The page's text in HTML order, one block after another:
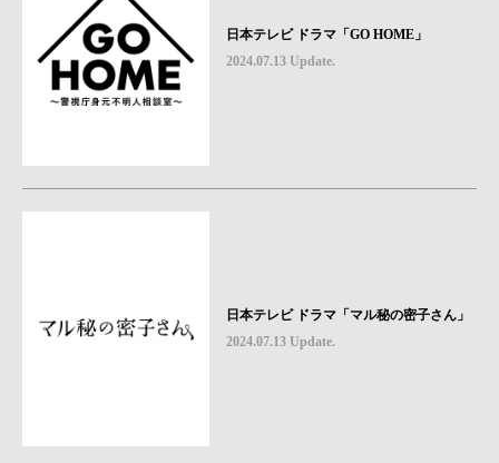
日本テレビ ドラマ「GO HOME」
2024.07.13 Update.
日本テレビ ドラマ「マル秘の密子さん」
2024.07.13 Update.